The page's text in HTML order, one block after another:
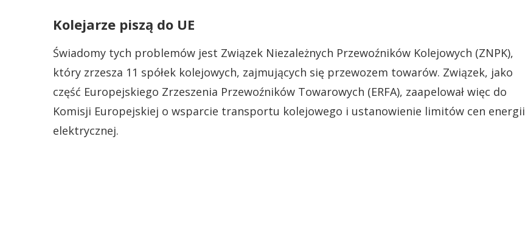
Kolejarze piszą do UE
Świadomy tych problemów jest Związek Niezależnych Przewoźników Kolejowych (ZNPK),
który zrzesza 11 spółek kolejowych, zajmujących się przewozem towarów. Związek, jako
część Europejskiego Zrzeszenia Przewoźników Towarowych (ERFA), zaapelował więc do
Komisji Europejskiej o wsparcie transportu kolejowego i ustanowienie limitów cen energii
elektrycznej.